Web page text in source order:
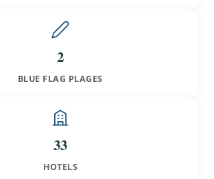
2
BLUE FLAG PLAGES
33
HOTELS